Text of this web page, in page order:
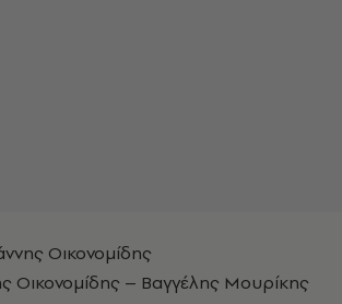
Οικονομίδης
Οικονομίδης – Βαγγέλης Μουρίκης